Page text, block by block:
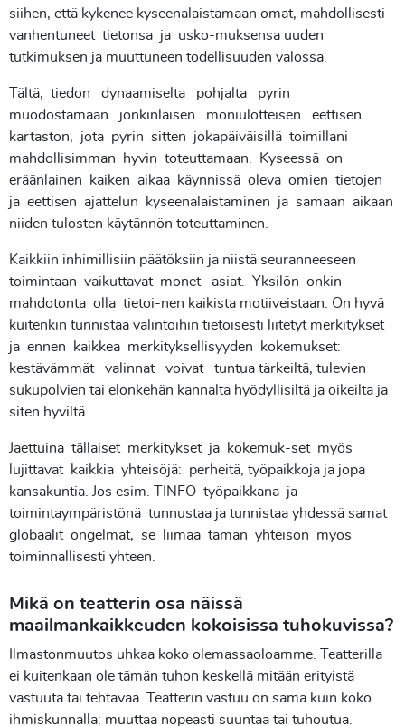
siihen, että kykenee kyseenalaistamaan omat, mahdollisesti
vanhentuneet tietonsa ja usko-muksensa uuden
tutkimuksen ja muuttuneen todellisuuden valossa.
Tältä, tiedon dynaamiselta pohjalta pyrin
muodostamaan jonkinlaisen moniulotteisen eettisen
kartaston, jota pyrin sitten jokapäiväisillä toimillani
mahdollisimman hyvin toteuttamaan. Kyseessä on
eräänlainen kaiken aikaa käynnissä oleva omien tietojen
ja eettisen ajattelun kyseenalaistaminen ja samaan aikaan
niiden tulosten käytännön toteuttaminen.
Kaikkiin inhimillisiin päätöksiin ja niistä seuranneeseen
toimintaan vaikuttavat monet asiat. Yksilön onkin
mahdotonta olla tietoi-nen kaikista motiiveistaan. On hyvä
kuitenkin tunnistaa valintoihin tietoisesti liitetyt merkitykset
ja ennen kaikkea merkityksellisyyden kokemukset:
kestävämmät valinnat voivat tuntua tärkeiltä, tulevien
sukupolvien tai elonkehän kannalta hyödyllisiltä ja oikeilta ja
siten hyviltä.
Jaettuina tällaiset merkitykset ja kokemuk-set myös
lujittavat kaikkia yhteisöjä: perheitä, työpaikkoja ja jopa
kansakuntia. Jos esim. TINFO työpaikkana ja
toimintaympäristönä tunnustaa ja tunnistaa yhdessä samat
globaalit ongelmat, se liimaa tämän yhteisön myös
toiminnallisesti yhteen.
Mikä on teatterin osa näissä
maailmankaikkeuden kokoisissa tuhokuvissa?
Ilmastonmuutos uhkaa koko olemassaoloamme. Teatterilla
ei kuitenkaan ole tämän tuhon keskellä mitään erityistä
vastuuta tai tehtävää. Teatterin vastuu on sama kuin koko
ihmiskunnalla: muuttaa nopeasti suuntaa tai tuhoutua.